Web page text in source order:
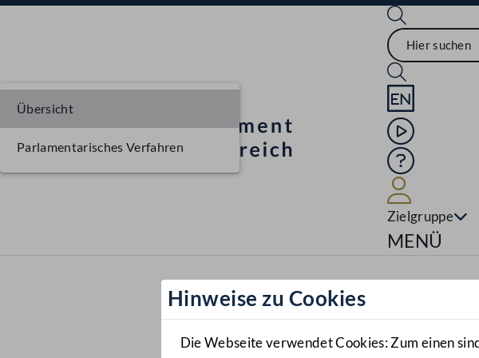
Sprache English
Mediathek
Hilfe
Zielgruppe
MENÜ
Hinweise zu Cookies
Die Webseite verwendet Cookies: Zum einen
Übersicht
Parlamentarisches Verfahren